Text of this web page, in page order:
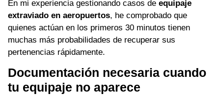
En mi experiencia gestionando casos de equipaje
extraviado en aeropuertos, he comprobado que
quienes actúan en los primeros 30 minutos tienen
muchas más probabilidades de recuperar sus
pertenencias rápidamente.
Documentación necesaria cuando
tu equipaje no aparece